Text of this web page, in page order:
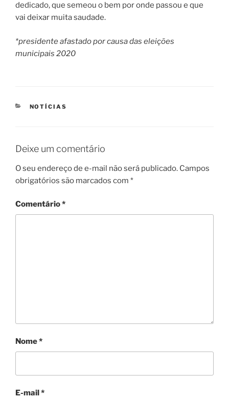
dedicado, que semeou o bem por onde passou e que
vai deixar muita saudade.
*presidente afastado por causa das eleições
municipais 2020
CATEGORIAS
NOTÍCIAS
Deixe um comentário
O seu endereço de e-mail não será publicado. Campos
obrigatórios são marcados com *
Comentário*
Nome*
E-mail*